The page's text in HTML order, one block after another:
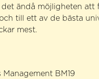
ändå möjligheten att
till ett av de bästa
mest.
Management BM19